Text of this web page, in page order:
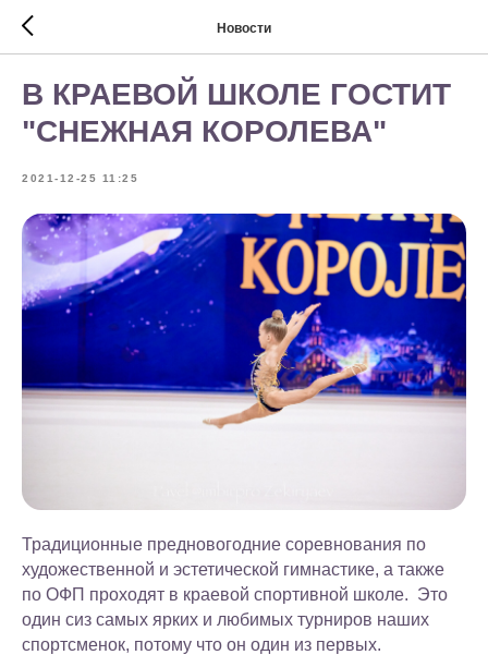
Новости
В КРАЕВОЙ ШКОЛЕ ГОСТИТ
"СНЕЖНАЯ КОРОЛЕВА"
2021-12-25 11:25
Традиционные предновогодние соревнования по
художественной и эстетической гимнастике, а также
по ОФП проходят в краевой спортивной школе. Это
один сиз самых ярких и любимых турниров наших
спортсменок, потому что он один из первых.